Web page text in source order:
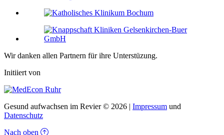
Wir danken allen Partnern für ihre Unterstüzung.
Initiiert von
Gesund aufwachsen im Revier © 2026 | Impressum und
Datenschutz
Nach oben